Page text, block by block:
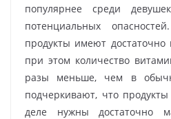
популярнее среди
потенциальных
продукты имеют достаточно
при этом количество
разы меньше, чем в
подчеркивают, что
деле нужны достаточно